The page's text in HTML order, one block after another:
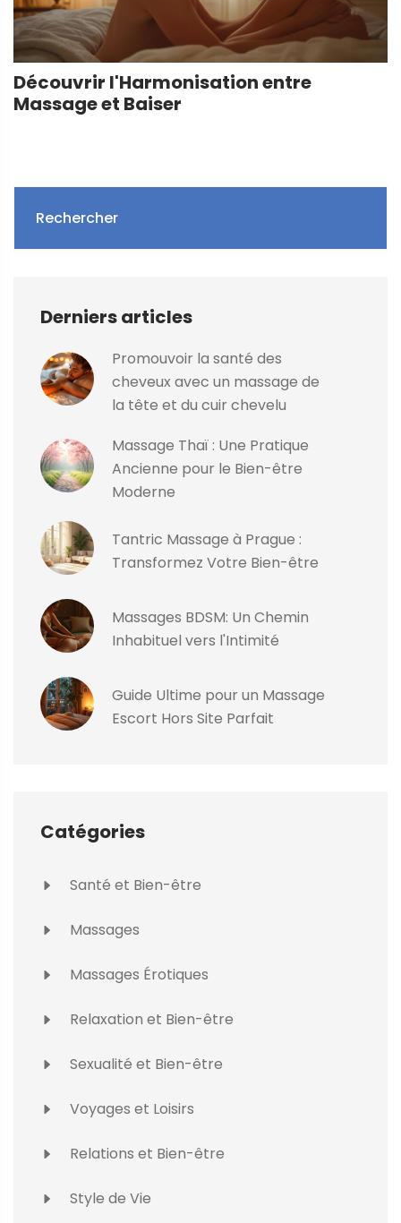
Découvrir l'Harmonisation entre
Massage et Baiser
Rechercher
Derniers articles
Promouvoir la santé des
cheveux avec un massage de
la tête et du cuir chevelu
Massage Thaï : Une Pratique
Ancienne pour le Bien-être
Moderne
Tantric Massage à Prague :
Transformez Votre Bien-être
Massages BDSM: Un Chemin
Inhabituel vers l'Intimité
Guide Ultime pour un Massage
Escort Hors Site Parfait
Catégories
Santé et Bien-être
Massages
Massages Érotiques
Relaxation et Bien-être
Sexualité et Bien-être
Voyages et Loisirs
Relations et Bien-être
Style de Vie